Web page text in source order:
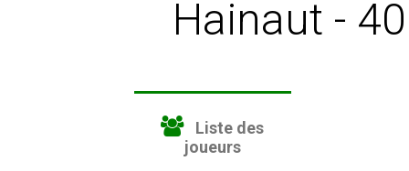
Hainaut -
Liste des
joueurs